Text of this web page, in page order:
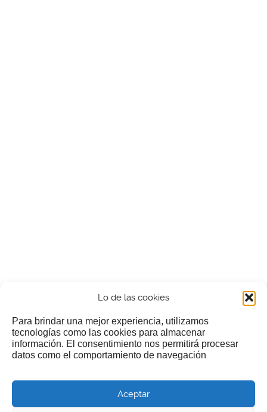
Lo de las cookies
Para brindar una mejor experiencia, utilizamos
tecnologías como las cookies para almacenar
información. El consentimiento nos permitirá procesar
datos como el comportamiento de navegación
Aceptar
¿Nos invitas a un cafecillo?
Si te gusta nuestra web puedes echar limosna a estos